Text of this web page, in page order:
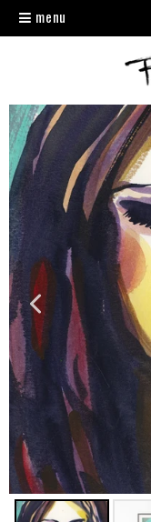
Toggle
navigation
menu